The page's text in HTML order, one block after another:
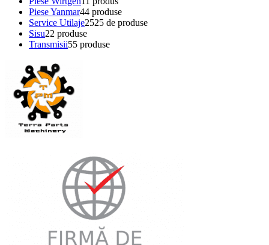
Piese Yanmar44 produse
Service Utilaje2525 de produse
Sisu22 produse
Transmisii55 produse